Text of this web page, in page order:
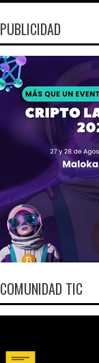
PUBLICIDAD
COMUNIDAD TIC